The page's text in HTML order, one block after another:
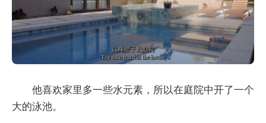
他喜欢家里多一些水元素，所以在庭院中开了一个
大的泳池。